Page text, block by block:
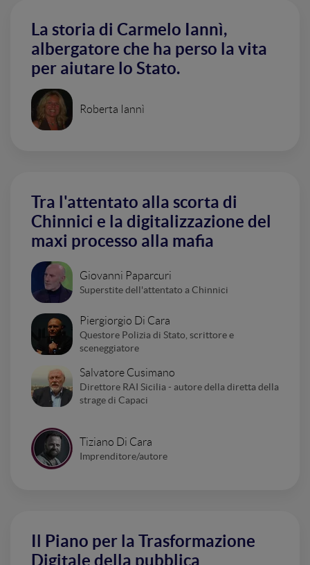
La storia di Carmelo Iannì,
albergatore che ha perso la vita
per aiutare lo Stato.
Roberta Iannì
Tra l'attentato alla scorta di
Chinnici e la digitalizzazione del
maxi processo alla mafia
Giovanni Paparcuri
Superstite dell'attentato a Chinnici
Piergiorgio Di Cara
Questore Polizia di Stato, scrittore e
sceneggiatore
Salvatore Cusimano
Direttore RAI Sicilia - autore della diretta della
strage di Capaci
Tiziano Di Cara
Imprenditore/autore
Il Piano per la Trasformazione
Digitale della pubblica